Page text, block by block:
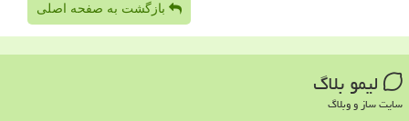
بازگشت به صفحه اصلی
لیمو بلاگ
سایت ساز و وبلاگ